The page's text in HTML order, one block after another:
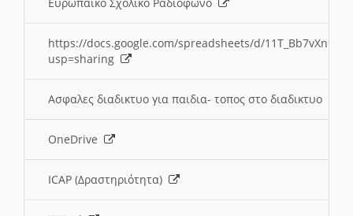
https://docs.google.com/spreadsheets/d/
usp=sharing
Ασφαλες διαδικτυο για παιδια- τοπος στο διαδικτυο
OneDrive
ICAP (Δραστηριότητα)